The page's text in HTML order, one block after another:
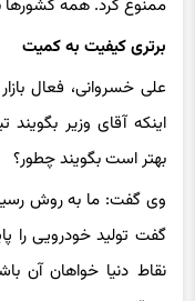
برتری کیفیت به کمیت
علی خسروانی، فعال
بهتر است بگویند چطور؟
وی گفت: ما به روش رسیدن
گفت تولید خودرویی را
نقاط دنیا خواهان آن
منتقدم.